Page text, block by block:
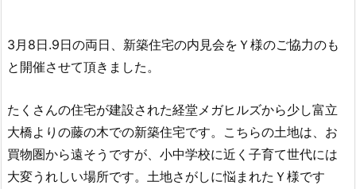
3月8日.9日の両日、新築住宅の内見会をＹ様のご協力のも
と開催させて頂きました。
たくさんの住宅が建設された経堂メガヒルズから少し富立
大橋よりの藤の木での新築住宅です。こちらの土地は、お
買物圏から遠そうですが、小中学校に近く子育て世代には
大変うれしい場所です。土地さがしに悩まれたＹ様です